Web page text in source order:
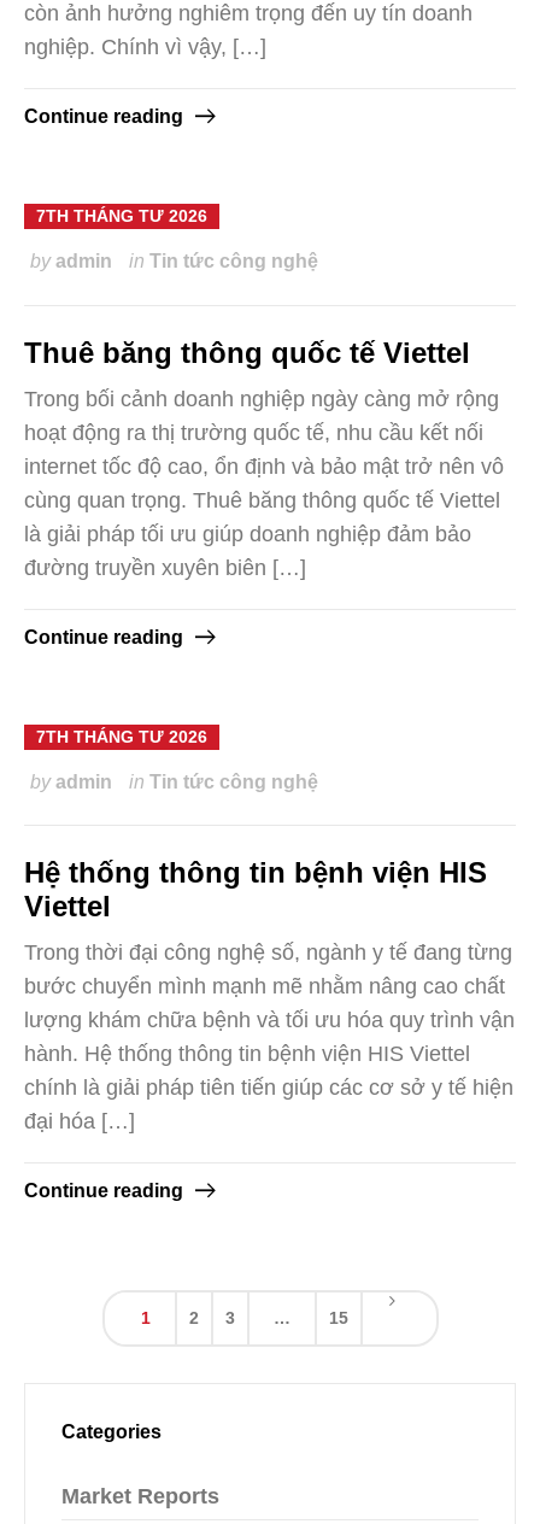
còn ảnh hưởng nghiêm trọng đến uy tín doanh
nghiệp. Chính vì vậy, […]
Continue reading
7TH THÁNG TƯ 2026
byadmin in Tin tức công nghệ
Thuê băng thông quốc tế Viettel
Trong bối cảnh doanh nghiệp ngày càng mở rộng
hoạt động ra thị trường quốc tế, nhu cầu kết nối
internet tốc độ cao, ổn định và bảo mật trở nên vô
cùng quan trọng. Thuê băng thông quốc tế Viettel
là giải pháp tối ưu giúp doanh nghiệp đảm bảo
đường truyền xuyên biên […]
Continue reading
7TH THÁNG TƯ 2026
byadmin in Tin tức công nghệ
Hệ thống thông tin bệnh viện HIS
Viettel
Trong thời đại công nghệ số, ngành y tế đang từng
bước chuyển mình mạnh mẽ nhằm nâng cao chất
lượng khám chữa bệnh và tối ưu hóa quy trình vận
hành. Hệ thống thông tin bệnh viện HIS Viettel
chính là giải pháp tiên tiến giúp các cơ sở y tế hiện
đại hóa […]
Continue reading
1 2 3 … 15
Categories
Market Reports